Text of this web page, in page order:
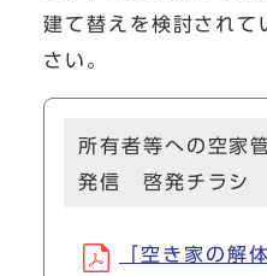
建て替えを検討されて
さい。
所有者等への空家
発信 啓発チラシ
「空き家の解